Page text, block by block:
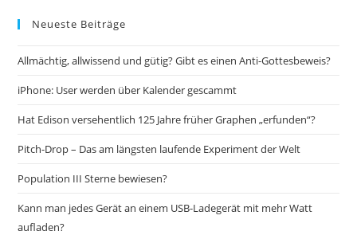
Neueste Beiträge
Allmächtig, allwissend und gütig? Gibt es einen Anti-Gottesbeweis?
iPhone: User werden über Kalender gescammt
Hat Edison versehentlich 125 Jahre früher Graphen „erfunden“?
Pitch-Drop – Das am längsten laufende Experiment der Welt
Population III Sterne bewiesen?
Kann man jedes Gerät an einem USB-Ladegerät mit mehr Watt
aufladen?